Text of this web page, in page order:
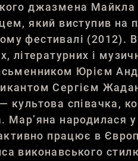
джазмена Майкла
який виступив на
фестивалі (2012). В
літературних і
Юрієм
Сергієм
культова співачка,
Мар’яна народилася
працює в
виконавського